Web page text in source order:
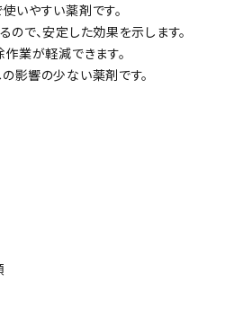
いやすい薬剤です。
ので、安定した効果を示します。
作業が軽減できます。
影響の少ない薬剤です。